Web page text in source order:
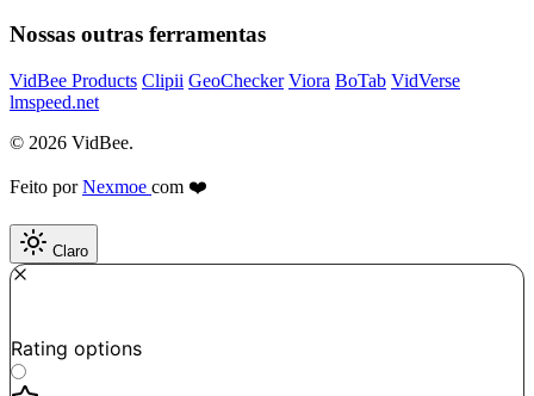
Nossas outras ferramentas
VidBee Products Clipii GeoChecker Viora BoTab VidVerse
lmspeed.net
© 2026 VidBee.
Feito porNexmoe com ❤️
Claro
Rating options